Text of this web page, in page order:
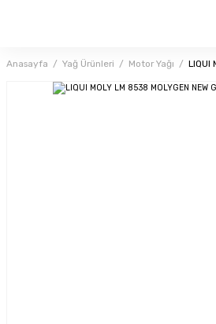
Anasayfa Yağ Ürünleri Motor Yağı LIQUI